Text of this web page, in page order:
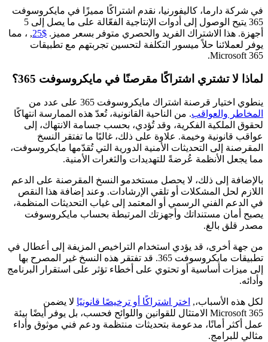
في شركة دارما، كاليفورنيا، نقدم اشتراكًا مميزًا في مايكروسوفت
365 يتيح الوصول إلى أدوات الإنتاجية الفعّالة على ما يصل إلى 5
أجهزة. هذا الاشتراك الفريد والحصري متوفر بسعر مميز. $25
, ، مما
يوفر لعملائنا حلاً ميسور التكلفة لتحسين تجربتهم مع تطبيقات
Microsoft 365.
لماذا لا تشتري اشتراكًا مقرصنًا في مايكروسوفت 365؟
ينطوي اختيار قرصنة اشتراك مايكروسوفت 365 على عدد من
المخاطر والعواقب. من الناحية القانونية، تُعدّ هذه الممارسة انتهاكًا
لحقوق الملكية الفكرية، وقد تُؤدي، بحسب جسامة الانتهاك، إلى
عواقب قانونية وخيمة. علاوة على ذلك، غالبًا ما تفتقر النسخ
المقرصنة إلى التحديثات الأمنية الدورية التي تُقدّمها مايكروسوفت،
مما يجعل الأنظمة عُرضةً للتهديدات والثغرات الأمنية.
بالإضافة إلى ذلك، لا يحصل مستخدمو النسخ المقرصنة على الدعم
اللازم لحل المشكلات أو تلقي الإرشادات. وعند إضافة هذا النقص
في الدعم الفني الرسمي أو المعتمد إلى غياب التحديثات المنظمة،
يصبح أمان مستنداتك وأجهزتك المرتبطة بحساب مايكروسوفت
مصدر قلق بالغ.
من جهة أخرى، قد يؤدي استخدام التراخيص المزيفة إلى أعطال في
تطبيقات مايكروسوفت 365. قد تفتقر هذه النسخ غير المصرح بها
إلى ميزات أساسية أو تحتوي على أخطاء تؤثر على استقرار البرنامج
وأدائه.
لكل هذه الأسباب،, اختر اشتراكًا أو ترخيصًا قانونيًا لا يضمن
Microsoft 365 الامتثال للقوانين واللوائح فحسب، بل يوفر أيضًا بيئة
عمل أكثر أمانًا، مدعومة بتحديثات منتظمة ودعم فني موثوق وأداء
مثالي للبرامج.